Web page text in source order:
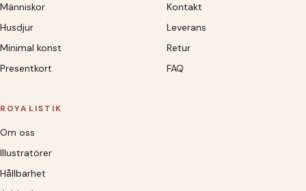
Människor
Husdjur
Minimal konst
Presentkort
Kontakt
Leverans
Retur
FAQ
ROYALISTIK
Om oss
Illustratörer
Hållbarhet